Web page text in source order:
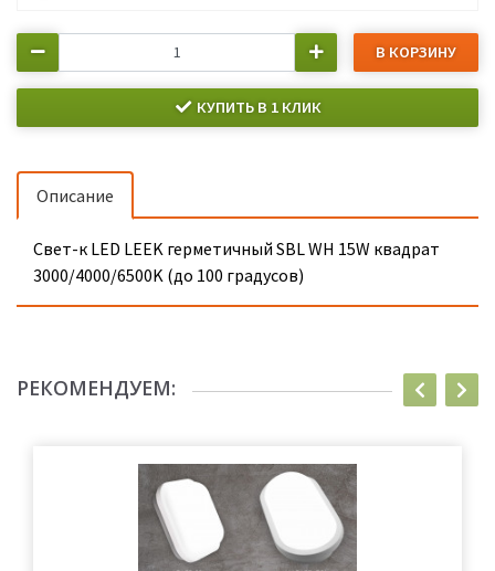
В КОРЗИНУ
КУПИТЬ В 1 КЛИК
Описание
Свет-к LED LEEK герметичный SBL WH 15W квадрат
3000/4000/6500K (до 100 градусов)
РЕКОМЕНДУЕМ: